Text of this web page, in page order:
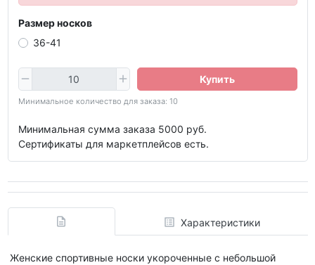
Размер носков
36-41
Купить
Минимальное количество для заказа: 10
Минимальная сумма заказа 5000 руб.
Сертификаты для маркетплейсов есть.
Характеристики
Женские спортивные носки укороченные с небольшой